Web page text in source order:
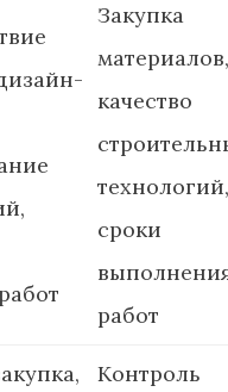
Закупка
материалов,
качество
технологий,
сроки
работ
Контроль